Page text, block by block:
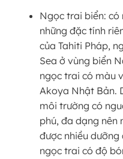
Ngọc trai biển: có
những đặc tính
của Tahiti Pháp,
Sea ở vùng biển
ngọc trai có màu
Akoya Nhật Bản.
môi trường có
phú, đa dạng nên
được nhiều
ngọc trai có độ